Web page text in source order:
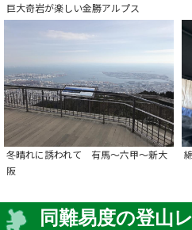
巨大奇岩が楽しい金勝アルプス
冬晴れに誘われて 有馬～六甲～新大
阪
同難易度の登山